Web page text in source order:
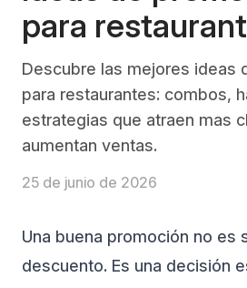
para
Descubre las mejores ideas
para restaurantes: combos,
estrategias que atraen mas
aumentan ventas.
25 de junio de 2026
Una buena promoción no es
descuento. Es una decisión